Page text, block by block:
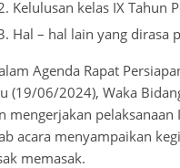
Kelulusan kelas IX Tahun
Hal – hal lain yang dirasa
Agenda Rapat
(19/06/2024), Waka
mengerjakan
acara menyampaikan
memasak.